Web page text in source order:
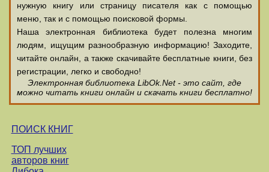
нужную книгу или страницу писателя как с помощью
меню, так и с помощью поисковой формы.
Наша электронная библиотека будет полезна многим
людям, ищущим разнообразную информацию! Заходите,
читайте онлайн, а также скачивайте бесплатные книги, без
регистрации, легко и свободно!
Электронная библиотека LibOk.Net - это сайт, где
можно читать книги онлайн и скачать книги бесплатно!
ПОИСК КНИГ
ТОП лучших
авторов книг